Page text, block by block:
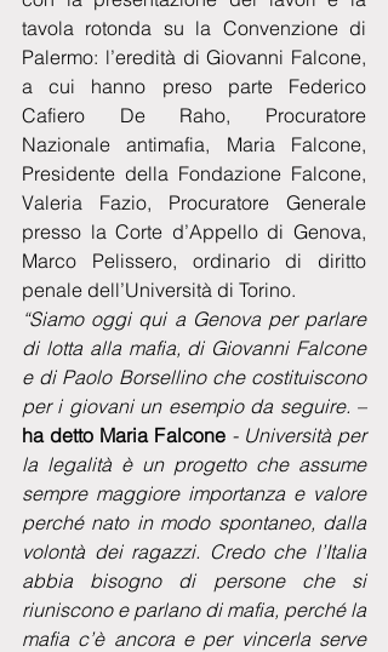
tavola rotonda su la Convenzione di
Palermo: l’eredità di Giovanni Falcone,
a cui hanno preso parte Federico
Cafiero De Raho, Procuratore
Nazionale antimafia, Maria Falcone,
Presidente della Fondazione Falcone,
Valeria Fazio, Procuratore Generale
presso la Corte d’Appello di Genova,
Marco Pelissero, ordinario di diritto
penale dell’Università di Torino.
“Siamo oggi qui a Genova per parlare
di lotta alla mafia, di Giovanni Falcone
e di Paolo Borsellino che costituiscono
per i giovani un esempio da seguire. –
ha detto Maria Falcone - Università per
la legalità è un progetto che assume
sempre maggiore importanza e valore
perché nato in modo spontaneo, dalla
volontà dei ragazzi. Credo che l’Italia
abbia bisogno di persone che si
riuniscono e parlano di mafia, perché la
mafia c’è ancora e per vincerla serve